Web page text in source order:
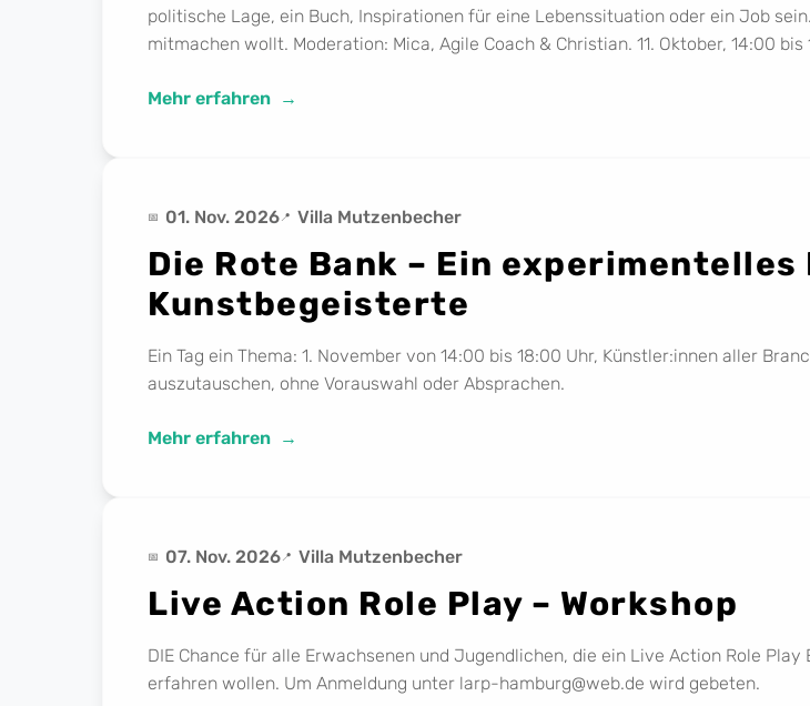
politische Lage, ein Buch, Inspirationen für eine Lebenssituation oder ein Job
mitmachen wollt. Moderation: Mica, Agile Coach & Christian. 11. Oktober, 14:00 bis
Mehr erfahren
01. Nov. 2026 Villa Mutzenbecher
Die Rote Bank – Ein
Kunstbegeisterte
Ein Tag ein Thema: 1. November von 14:00 bis 18:00 Uhr, Künstler:innen aller
auszutauschen, ohne Vorauswahl oder Absprachen.
Mehr erfahren
07. Nov. 2026 Villa Mutzenbecher
Live Action Role Play – Workshop
DIE Chance für alle Erwachsenen und Jugendlichen, die ein Live Action Role
erfahren wollen. Um Anmeldung unter larp-hamburg@web.de wird gebeten.